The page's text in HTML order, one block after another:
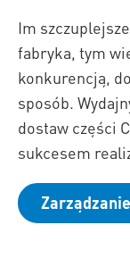
Im
fabryka, tym
konkurencją,
sposób.
dostaw części
sukcesem